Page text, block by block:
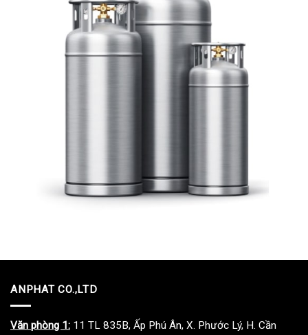
ANPHAT CO.,LTD
Văn phòng 1: 11 TL 835B, Ấp Phú Ân, X. Phước Lý, H. Cần